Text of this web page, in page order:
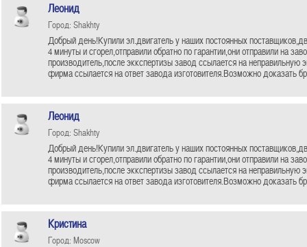
Леонид
Город: Shakhty
Добрый день!Купили эл.двигатель у наших постоянных
4 минуты и сгорел,отправили обратно по гарантии,они отправили на
производитель,после эккспертизы завод ссылается на неправильную
фирма ссылается на ответ завода изготовителя.Возможно доказать
Леонид
Город: Shakhty
Добрый день!Купили эл.двигатель у наших постоянных
4 минуты и сгорел,отправили обратно по гарантии,они отправили на
производитель,после эккспертизы завод ссылается на неправильную
фирма ссылается на ответ завода изготовителя.Возможно доказать
Кристина
Город: Moscow